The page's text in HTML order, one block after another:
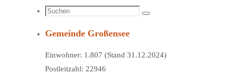
Suchen
Suchen
Gemeinde Großensee
Einwohner: 1.807 (Stand 31.12.2024)
Postleitzahl: 22946